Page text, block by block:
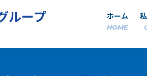
ループ ホーム
HOME